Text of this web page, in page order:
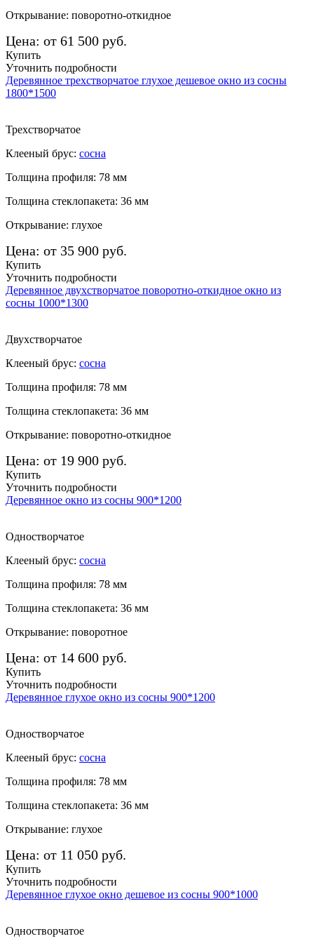
Открывание: поворотно-откидное
Цена: от 61 500 руб.
Купить
Уточнить подробности
Деревянное трехстворчатое глухое дешевое окно из сосны
1800*1500
Трехстворчатое
Клееный брус: сосна
Толщина профиля: 78 мм
Толщина стеклопакета: 36 мм
Открывание: глухое
Цена: от 35 900 руб.
Купить
Уточнить подробности
Деревянное двухстворчатое поворотно-откидное окно из
сосны 1000*1300
Двухстворчатое
Клееный брус: сосна
Толщина профиля: 78 мм
Толщина стеклопакета: 36 мм
Открывание: поворотно-откидное
Цена: от 19 900 руб.
Купить
Уточнить подробности
Деревянное окно из сосны 900*1200
Одностворчатое
Клееный брус: сосна
Толщина профиля: 78 мм
Толщина стеклопакета: 36 мм
Открывание: поворотное
Цена: от 14 600 руб.
Купить
Уточнить подробности
Деревянное глухое окно из сосны 900*1200
Одностворчатое
Клееный брус: сосна
Толщина профиля: 78 мм
Толщина стеклопакета: 36 мм
Открывание: глухое
Цена: от 11 050 руб.
Купить
Уточнить подробности
Деревянное глухое окно дешевое из сосны 900*1000
Одностворчатое